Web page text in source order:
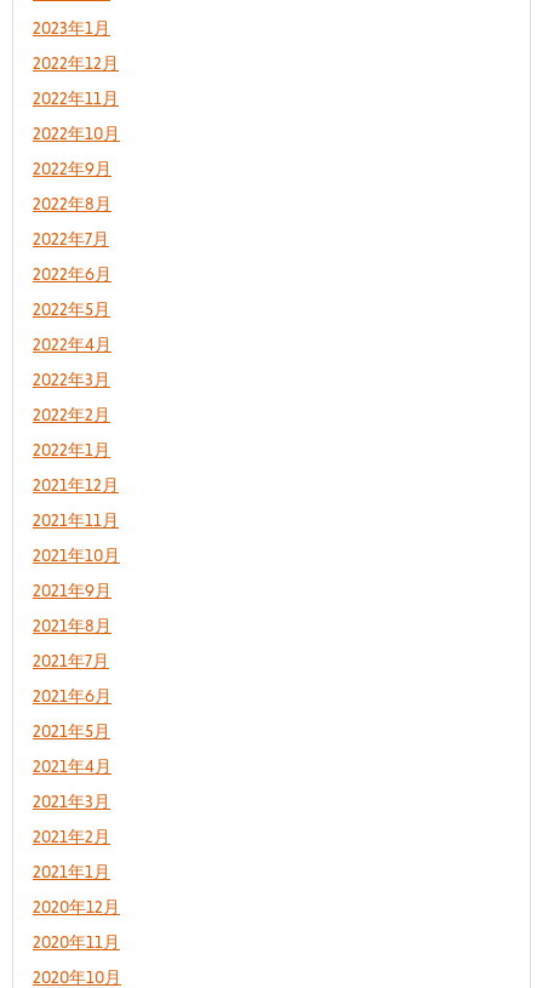
2023年1月
2022年12月
2022年11月
2022年10月
2022年9月
2022年8月
2022年7月
2022年6月
2022年5月
2022年4月
2022年3月
2022年2月
2022年1月
2021年12月
2021年11月
2021年10月
2021年9月
2021年8月
2021年7月
2021年6月
2021年5月
2021年4月
2021年3月
2021年2月
2021年1月
2020年12月
2020年11月
2020年10月